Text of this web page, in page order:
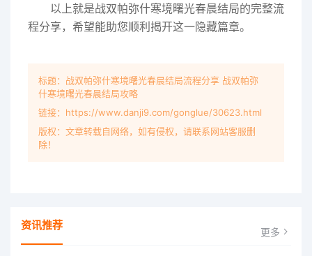
以上就是战双帕弥什寒境曙光春晨结局的完整流
程分享，希望能助您顺利揭开这一隐藏篇章。
标题：战双帕弥什寒境曙光春晨结局流程分享 战双帕弥
什寒境曙光春晨结局攻略
链接：https://www.danji9.com/gonglue/30623.html
版权：文章转载自网络，如有侵权，请联系网站客服删
除！
资讯推荐 更多